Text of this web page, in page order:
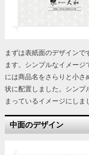
まずは表紙面のデザインで
ます。シンプルなイメー
には商品名をさらりと小さ
状に配置しました。シンプ
まっているイメージにしま
中面のデザイン